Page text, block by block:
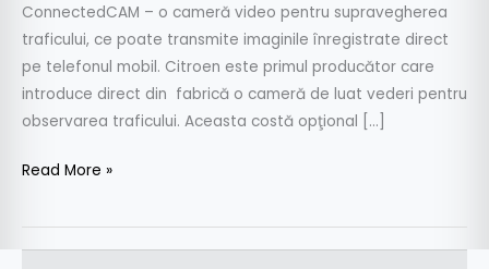
ConnectedCAM – o cameră video pentru supravegherea
traficului, ce poate transmite imaginile înregistrate direct
pe telefonul mobil. Citroen este primul producător care
introduce direct din fabrică o cameră de luat vederi pentru
observarea traficului. Aceasta costă opţional […]
Read More »